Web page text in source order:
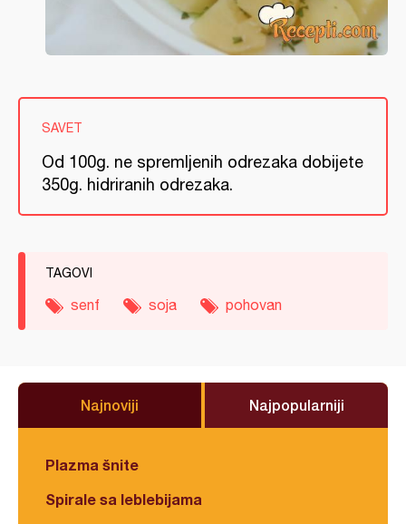
SAVET
Od 100g. ne spremljenih odrezaka dobijete
350g. hidriranih odrezaka.
TAGOVI
senf soja pohovan
Najnoviji Najpopularniji
Plazma šnite
Spirale sa leblebijama